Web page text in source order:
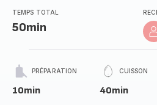
TEMPS TOTAL
50min
PRÉPARATION
10min
CUISSON
40min